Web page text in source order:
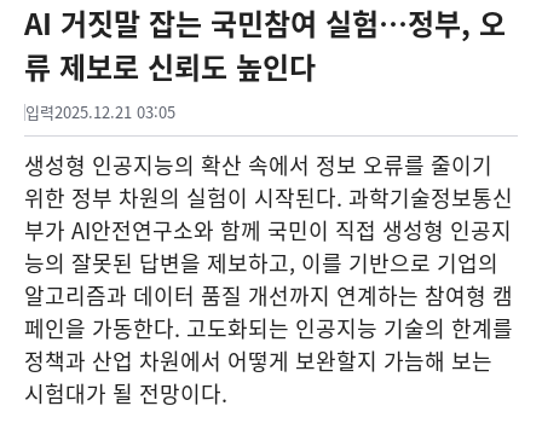
AI 거짓말 잡는 국민참여 실험…정부, 오
류 제보로 신뢰도 높인다
입력2025.12.21 03:05
생성형 인공지능의 확산 속에서 정보 오류를 줄이기
위한 정부 차원의 실험이 시작된다. 과학기술정보통신
부가 AI안전연구소와 함께 국민이 직접 생성형 인공지
능의 잘못된 답변을 제보하고, 이를 기반으로 기업의
알고리즘과 데이터 품질 개선까지 연계하는 참여형 캠
페인을 가동한다. 고도화되는 인공지능 기술의 한계를
정책과 산업 차원에서 어떻게 보완할지 가늠해 보는
시험대가 될 전망이다.